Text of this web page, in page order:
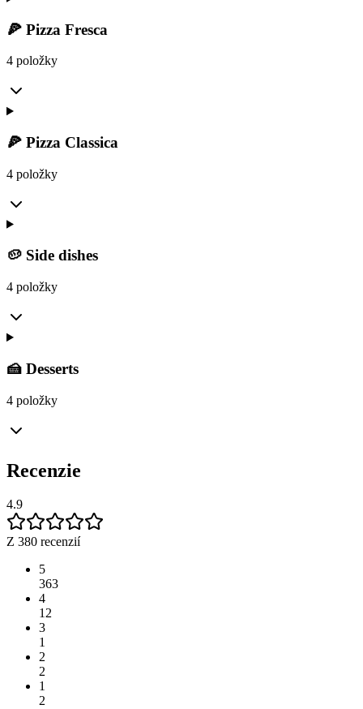
🍕 Pizza Fresca
4 položky
🍕 Pizza Classica
4 položky
🥔 Side dishes
4 položky
🍰 Desserts
4 položky
Recenzie
4.9
Z 380 recenzií
5
363
4
12
3
1
2
2
1
2